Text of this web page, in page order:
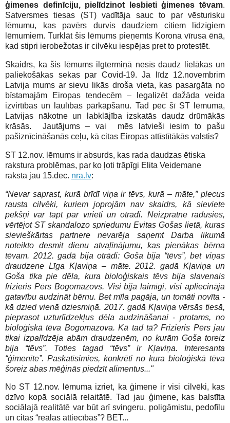
ģimenes definīciju, pielīdzinot lesbieti ģimenes tēvam.
Satversmes tiesas (ST) vadītāja sauc to par vēsturisku
lēmumu, kas pavērs durvis daudziem citiem līdzīgiem
lēmumiem. Turklāt šis lēmums pieņemts Korona vīrusa ēnā,
kad stipri ierobežotas ir cilvēku iespējas pret to protestēt.
Skaidrs, ka šis lēmums ilgtermiņā nesīs daudz lielākas un
paliekošākas sekas par Covid-19. Ja līdz 12.novembrim
Latvija mums ar sievu likās droša vieta, kas pasargāta no
bīstamajām Eiropas tendecēm – legalizēt dažāda veida
izvirtības un laulības pārkāpšanu. Tad pēc šī ST lēmuma,
Latvijas nākotne un labklājība izskatās daudz drūmākās
krāsās. Jautājums – vai mēs latvieši iesim to pašu
pašiznīcināšanās ceļu, kā citas Eiropas attīstītākās valstis?
ST 12.nov. lēmums ir absurds, kas rada daudzas ētiska
rakstura problēmas, par ko ļoti trāpīgi Elita Veidemane
raksta jau 15.dec. nra.lv:
“Nevar saprast, kurā brīdī viņa ir tēvs, kurā – māte,” plecus
rausta cilvēki, kuriem joprojām nav skaidrs, kā sieviete
pēkšņi var tapt par vīrieti un otrādi. Neizpratne radusies,
vērtējot ST skandalozo spriedumu Evitas Gošas lietā, kuras
sievieškārtas partnere nevarēja saņemt Darba likumā
noteikto desmit dienu atvaļinājumu, kas pienākas bērna
tēvam. 2012. gadā bija otrādi: Goša bija “tēvs”, bet viņas
draudzene Līga Kļaviņa – māte. 2012. gadā Kļaviņa un
Goša tika pie dēla, kura bioloģiskais tēvs bija slavenais
frizieris Pērs Bogomazovs. Visi bija laimīgi, visi apliecināja
gatavību audzināt bērnu. Bet mīla pagāja, un tomāti novīta -
kā dzied vienā dziesmiņā. 2017. gadā Kļaviņa vērsās tiesā,
pieprasot uzturlīdzekļus dēla audzināšanai - protams, no
bioloģiskā tēva Bogomazova. Kā tad tā? Frizieris Pērs jau
tikai izpalīdzēja abām draudzenēm, no kurām Goša toreiz
bija “tēvs”. Toties tagad “tēvs” ir Kļaviņa. Interesanta
“ģimenīte”. Paskatīsimies, konkrēti no kura bioloģiskā tēva
šoreiz abas mēģinās piedzīt alimentus..."
No ST 12.nov. lēmuma izriet, ka ģimene ir visi cilvēki, kas
dzīvo kopā sociālā relaitātē. Tad jau ģimene, kas balstīta
sociālajā realitātē var būt arī svingeru, poligāmistu, pedofīlu
un citas “reālas attiecības”? BET...